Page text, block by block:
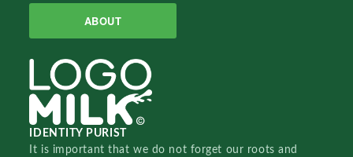
ABOUT
IDENTITY PURIST
It is important that we do not forget our roots and